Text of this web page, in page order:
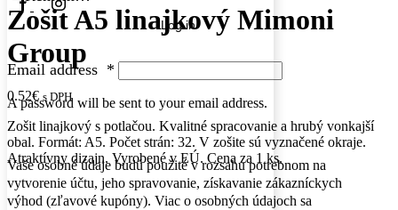
Log in
Email address *
A password will be sent to your email address.
Vaše osobné údaje budú použité v rozsahu potrebnom na
vytvorenie účtu, jeho spravovanie, získavanie zákazníckych
výhod (zľavové kupóny). Viac o osobných údajoch sa
FacebookInstagram
Zošit A5 linajkový Mimoni
Group
0.52€ s DPH
Zošit linajkový s potlačou. Kvalitné spracovanie a hrubý vonkajší
obal. Formát: A5. Počet strán: 32. V zošite sú vyznačené okraje.
Atraktívny dizajn. Vyrobené v EÚ. Cena za 1 ks.